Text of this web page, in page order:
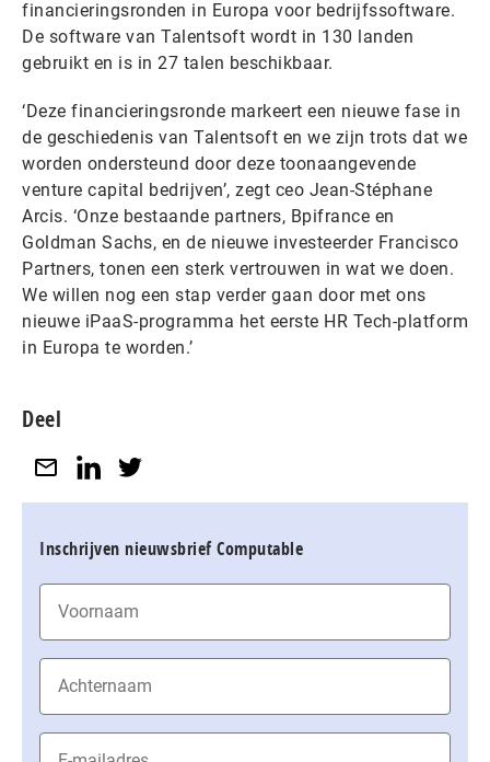
financieringsronden in Europa voor bedrijfssoftware.
De software van Talentsoft wordt in 130 landen
gebruikt en is in 27 talen beschikbaar.
‘Deze financieringsronde markeert een nieuwe fase in
de geschiedenis van Talentsoft en we zijn trots dat we
worden ondersteund door deze toonaangevende
venture capital bedrijven’, zegt ceo Jean-Stéphane
Arcis. ‘Onze bestaande partners, Bpifrance en
Goldman Sachs, en de nieuwe investeerder Francisco
Partners, tonen een sterk vertrouwen in wat we doen.
We willen nog een stap verder gaan door met ons
nieuwe iPaaS-programma het eerste HR Tech-platform
in Europa te worden.’
Deel
Inschrijven nieuwsbrief Computable